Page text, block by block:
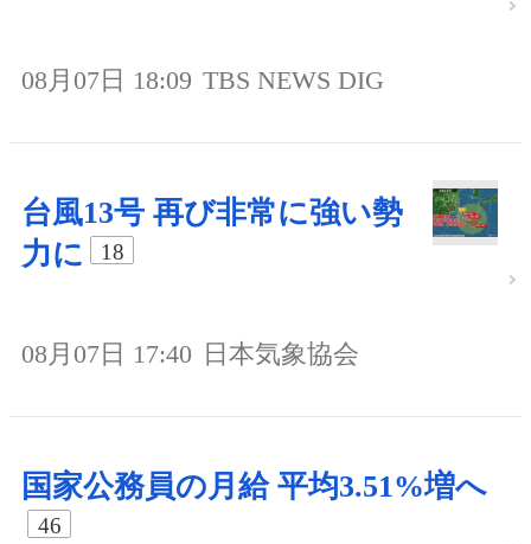
08月07日 18:09 TBS NEWS DIG
台風13号 再び非常に強い勢
力に
18
08月07日 17:40 日本気象協会
国家公務員の月給 平均3.51%増へ
46